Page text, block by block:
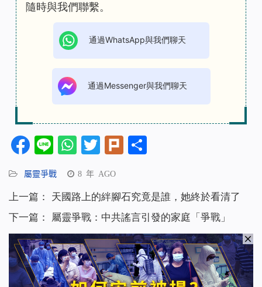
隨時與我們聯繫。
通過WhatsApp與我們聊天
通過Messenger與我們聊天
Facebook
LineWhatsApp
Twitter
Plurk
屬靈爭戰 8 年 AGO
上一篇：
天國路上的絆腳石究竟是誰，她終於看清了
下一篇：
屬靈爭戰：中共謠言引發的家庭「爭戰」